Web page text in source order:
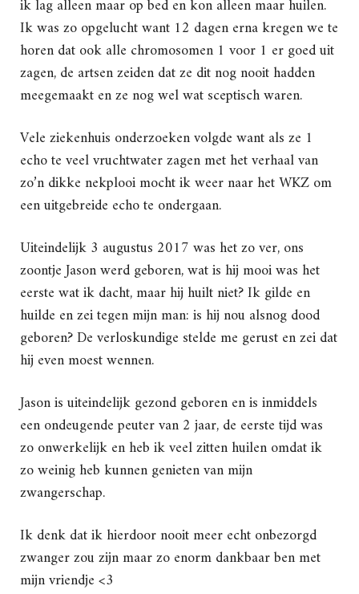
ik lag alleen maar op bed en kon alleen maar huilen.
Ik was zo opgelucht want 12 dagen erna kregen we te
horen dat ook alle chromosomen 1 voor 1 er goed uit
zagen, de artsen zeiden dat ze dit nog nooit hadden
meegemaakt en ze nog wel wat sceptisch waren.
Vele ziekenhuis onderzoeken volgde want als ze 1
echo te veel vruchtwater zagen met het verhaal van
zo’n dikke nekplooi mocht ik weer naar het WKZ om
een uitgebreide echo te ondergaan.
Uiteindelijk 3 augustus 2017 was het zo ver, ons
zoontje Jason werd geboren, wat is hij mooi was het
eerste wat ik dacht, maar hij huilt niet? Ik gilde en
huilde en zei tegen mijn man: is hij nou alsnog dood
geboren? De verloskundige stelde me gerust en zei dat
hij even moest wennen.
Jason is uiteindelijk gezond geboren en is inmiddels
een ondeugende peuter van 2 jaar, de eerste tijd was
zo onwerkelijk en heb ik veel zitten huilen omdat ik
zo weinig heb kunnen genieten van mijn
zwangerschap.
Ik denk dat ik hierdoor nooit meer echt onbezorgd
zwanger zou zijn maar zo enorm dankbaar ben met
mijn vriendje <3